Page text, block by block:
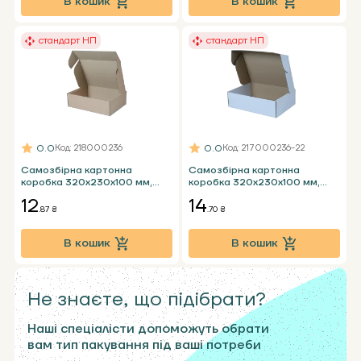
Не знаєте, що підібрати?
Наші спеціалісти допоможуть обрати
вам тип пакування під ваші потреби
стандарт НП
Самозбірна картонна
коробка 320х230х100 мм,
пошти
0.0Код: 218000236
12.87 ₴
В кошик
стандарт НП
Самозбірна картонна
коробка 320x230x100 мм,
пошти
0.0Код: 217000236-22
14.70 ₴
В кошик